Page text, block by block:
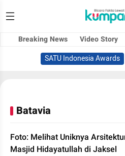
Breaking News Video Story
SATU Indonesia Awards
Batavia
Foto: Melihat Uniknya
Masjid Hidayatullah di Jaksel